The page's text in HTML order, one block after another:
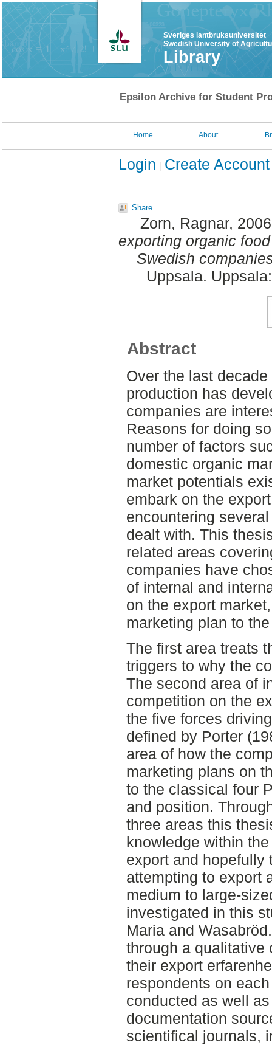
Sveriges lantbruksuniversitet
Swedish University of
Library
Epsilon Archive for Student
Home About
Login Create Account
Share
Zorn, Ragnar,
exporting organic
Swedish
Uppsala.
Abstract
Over the last
production has
companies are
Reasons for doing
number of factors
domestic organic
market potentials
embark on the
encountering
dealt with. This
related areas
companies have
of internal and
on the export
marketing plan to
The first area treats
triggers to why the
The second area of
competition on the
the five forces
defined by Porter
area of how the
marketing plans on
to the classical four
and position.
three areas this
knowledge within
export and hopefully
attempting to export
medium to large-
investigated in this
Maria and
through a qualitative
their export
respondents on
conducted as well
documentation
scientifical journals,